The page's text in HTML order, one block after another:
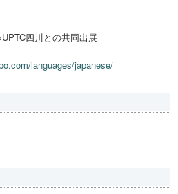
四川との共同出展
languages/japanese/